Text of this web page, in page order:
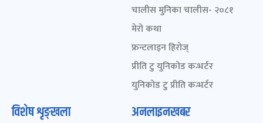
चालीस मुनिका चालीस- २०८१
मेरो कथा
फ्रन्टलाइन हिरोज्
प्रीति टु युनिकोड कन्भर्टर
युनिकोड टु प्रीति कन्भर्टर
विशेष शृङ्खला अनलाइनखबर